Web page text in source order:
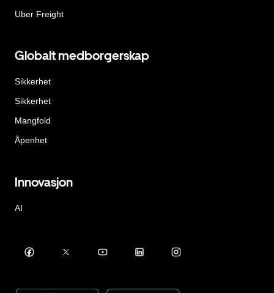
Uber Freight
Globalt medborgerskap
Sikkerhet
Sikkerhet
Mangfold
Åpenhet
Innovasjon
AI